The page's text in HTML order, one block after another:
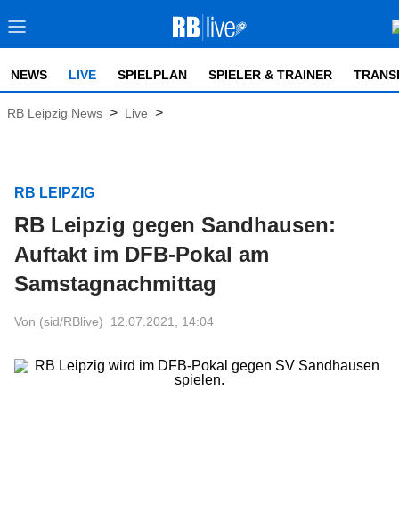
NEWS LIVE SPIELPLAN SPIELER & TRAINER
RB Leipzig News > Live >
RB LEIPZIG
RB Leipzig gegen Sandhausen:
Auftakt im DFB-Pokal am
Samstagnachmittag
Von (sid/RBlive) 12.07.2021, 14:04